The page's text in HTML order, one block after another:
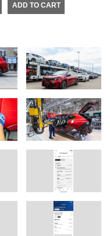
ADD TO CART